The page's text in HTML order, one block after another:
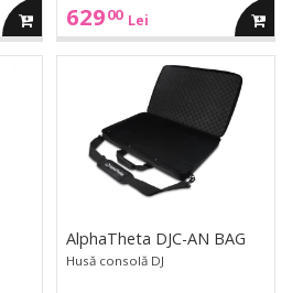
adauga 62900 Lei adauga
BAG">
AlphaTheta DJC-AN BAG
Husă consolă DJ